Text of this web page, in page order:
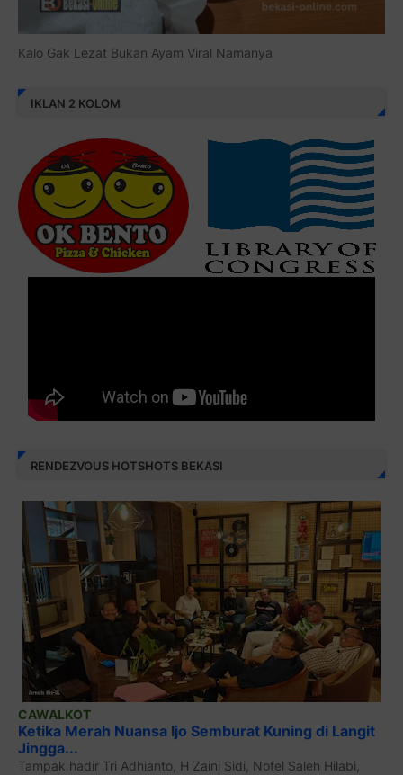
Kalo Gak Lezat Bukan Ayam Viral Namanya
IKLAN 2 KOLOM
RENDEZVOUS HOTSHOTS BEKASI
CAWALKOT
Ketika Merah Nuansa Ijo Semburat Kuning di Langit
Jingga...
Tampak hadir Tri Adhianto, H Zaini Sidi, Nofel Saleh Hilabi,